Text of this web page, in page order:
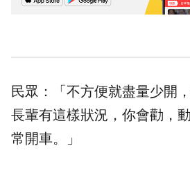
民眾：「不方便就盡量少開
長輩有這樣狀況，你會勸，
常開車。」